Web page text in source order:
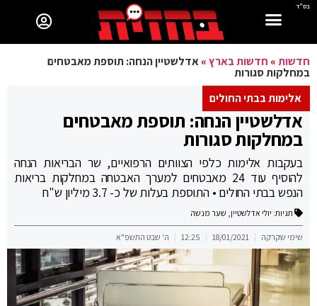
בס"ד
חדשות» חדשות בארץ»אדלשטיין הנחה: תוספת מאבטחים
במחלקות סגורות
אלימות בבתי החולים
אדלשטיין הנחה: תוספת מאבטחים
במחלקות סגורות
בעקבות אלימות כלפי הצוותים הרפואיים, שר הבריאות הנחה
להוסיף עוד 24 מאבטחים למערך האבטחה במחלקות בריאות
הנפש בבתי החולים • התוספת בעלות של כ- 3.7 מיליון ש"ח
תגיות: יולי אדלשטיין, שער מנשה
שימי שקרקה 18/01/2021
12:25 ה' שבט התשפ"א